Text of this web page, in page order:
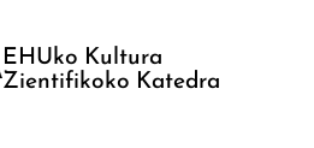
EHUko Kultura
Zientifikoko Katedra